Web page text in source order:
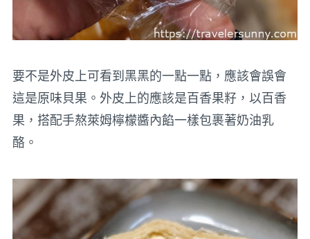
要不是外皮上可看到黑黑的一點一點，應該會誤會
這是原味貝果。外皮上的應該是百香果籽，以百香
果，搭配手熬萊姆檸檬醬內餡一樣包裹著奶油乳
酪。